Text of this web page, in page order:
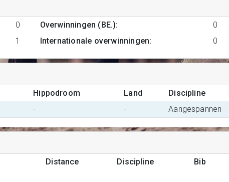
0
1
Overwinningen (BE.):
0
Internationale overwinningen: 0
Hippodroom Land Discipline
- - Aangespannen
Distance Discipline Bib